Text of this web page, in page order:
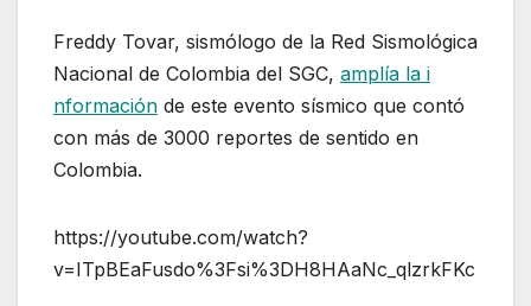
Freddy Tovar, sismólogo de la Red Sismológica
Nacional de Colombia del SGC, amplía la i​
nformación de este evento sísmico que contó
con más de 3000 reportes de sentido en
Colombia.
https://youtube.com/watch?
v=ITpBEaFusdo%3Fsi%3DH8HAaNc_qlzrkFKc